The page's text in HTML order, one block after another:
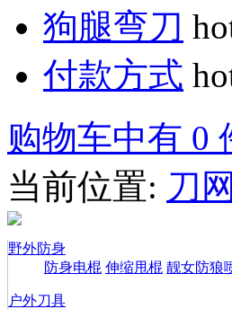
狗腿弯刀
付款方式
购物车中有 0
当前位置: 刀网
野外防身
防身电棍 伸缩甩棍 靓女防狼
户外刀具